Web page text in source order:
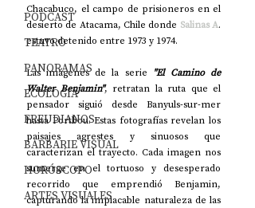
PODCAST
TEATRO
PANORAMAS
ECOLOGÍA
FREUDIANOS
BARBARIE VISUAL
HORÓSCOPO
ARTES VISUALES
Chacabuco, el campo de prisioneros en el
desierto de Atacama, Chile donde Salinas A.
estuvo detenido entre 1973 y 1974.
Las imágenes de la serie
"El Camino de
Walter Benjamin", retratan la ruta que el
pensador siguió desde Banyuls-sur-mer
hasta Portbou. Estas fotografías revelan los
paisajes agrestes y sinuosos que
caracterizan el trayecto. Cada imagen nos
sumerge en el tortuoso y desesperado
recorrido que emprendió Benjamin,
capturando la implacable naturaleza de las